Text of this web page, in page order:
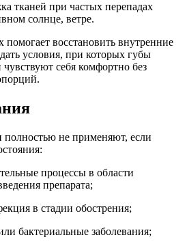
тканей при частых перепадах
солнце, ветре.
помогает восстановить внутренние
условия, при которых губы
себя комфортно без
не применяют, если
процессы в области
препарата;
в стадии обострения;
бактериальные заболевания;